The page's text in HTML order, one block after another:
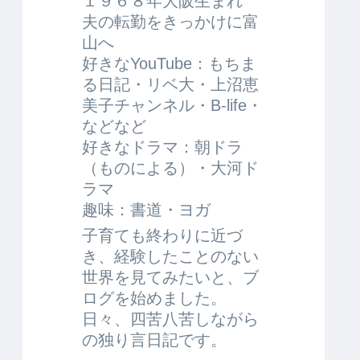
夫の転勤をきっかけに富
山へ
好きなYouTube：もちま
る日記・リベ大・上沼恵
美子チャンネル・B-life・
などなど
好きなドラマ：朝ドラ
（ものによる）・大河ド
ラマ
趣味：書道・ヨガ
子育ても終わりに近づ
き、経験したことのない
世界を見てみたいと、ブ
ログを始めました。
日々、四苦八苦しながら
の独り言日記です。